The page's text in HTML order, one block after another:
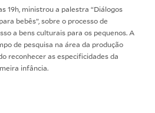
19h, ministrou a palestra “Diálogos
bebês”, sobre o processo de
a bens culturais para os pequenos. A
de pesquisa na área da produção
reconhecer as especificidades da
infância.